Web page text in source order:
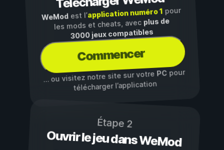
WeModest l’application numéro 1pour
les mods et cheats, avec plus de
3000 jeux compatibles
Commencer
… ou visitez notre site sur votre PCpour
télécharger l’application
Étape 2
Ouvrir le jeu dans WeMod